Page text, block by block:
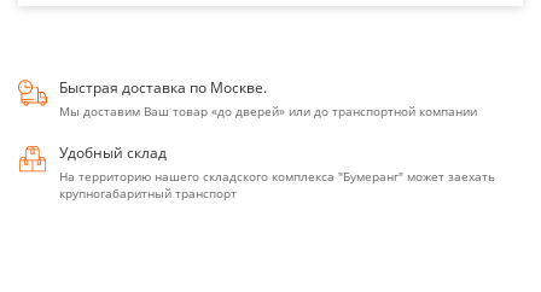
Быстрая доставка по Москве.
Мы доставим Ваш товар «до дверей» или до транспортной компании
Удобный склад
На территорию нашего складского комплекса "Бумеранг" может заехать
крупногабаритный транспорт